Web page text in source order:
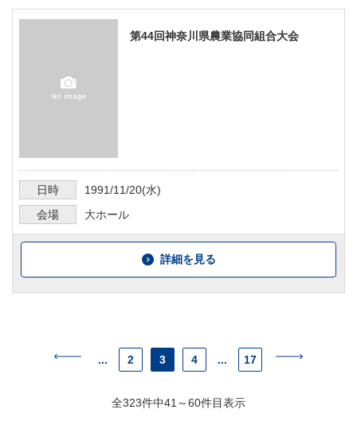
第44回神奈川県農業協同組合大会
日時 1991/11/20(水)
会場
大ホール
詳細を見る
... 2 3 4 ... 17
全323件中41～60件目表示